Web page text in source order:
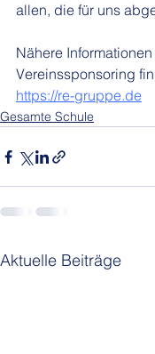
allen, die für uns
Nähere
Vereinssponsoring
https://re-gruppe.de
Gesamte Schule
Aktuelle Beiträge